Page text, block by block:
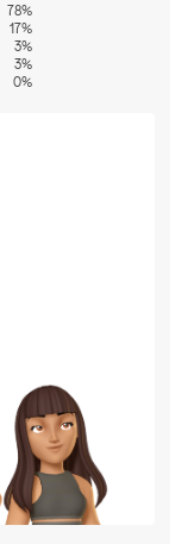
78%
17%
3%
3%
0%